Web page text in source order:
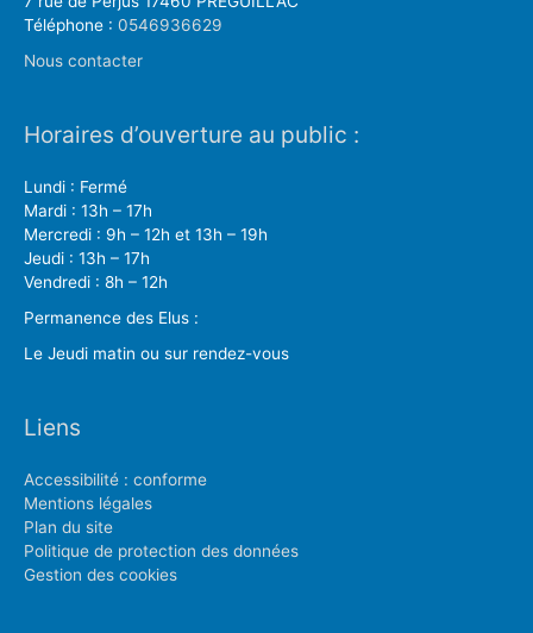
Téléphone : 0546936629
Nous contacter
Horaires d’ouverture au public :
Lundi : Fermé
Mardi : 13h – 17h
Mercredi : 9h – 12h et 13h – 19h
Jeudi : 13h – 17h
Vendredi : 8h – 12h
Permanence des Elus :
Le Jeudi matin ou sur rendez-vous
Liens
Accessibilité : conforme
Mentions légales
Plan du site
Politique de protection des données
Gestion des cookies